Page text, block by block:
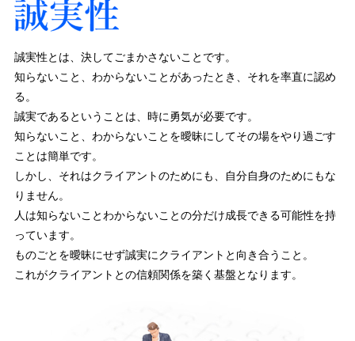
誠実性とは、決してごまかさないことです。
知らないこと、わからないことがあったとき、それを率直に認め
る。
誠実であるということは、時に勇気が必要です。
知らないこと、わからないことを曖昧にしてその場をやり過ごす
ことは簡単です。
しかし、それはクライアントのためにも、自分自身のためにもな
りません。
人は知らないことわからないことの分だけ成長できる可能性を持
っています。
ものごとを曖昧にせず誠実にクライアントと向き合うこと。
これがクライアントとの信頼関係を築く基盤となります。